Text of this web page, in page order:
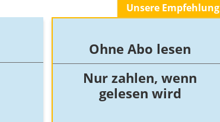
Unsere Empfehlung
Ohne Abo lesen
Nur zahlen, wenn
gelesen wird